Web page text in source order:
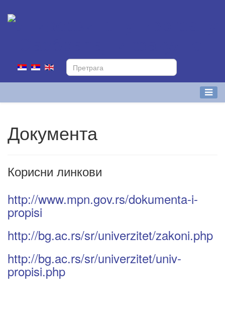
Документа
Корисни линкови
http://www.mpn.gov.rs/dokumenta-i-
propisi
http://bg.ac.rs/sr/univerzitet/zakoni.php
http://bg.ac.rs/sr/univerzitet/univ-
propisi.php